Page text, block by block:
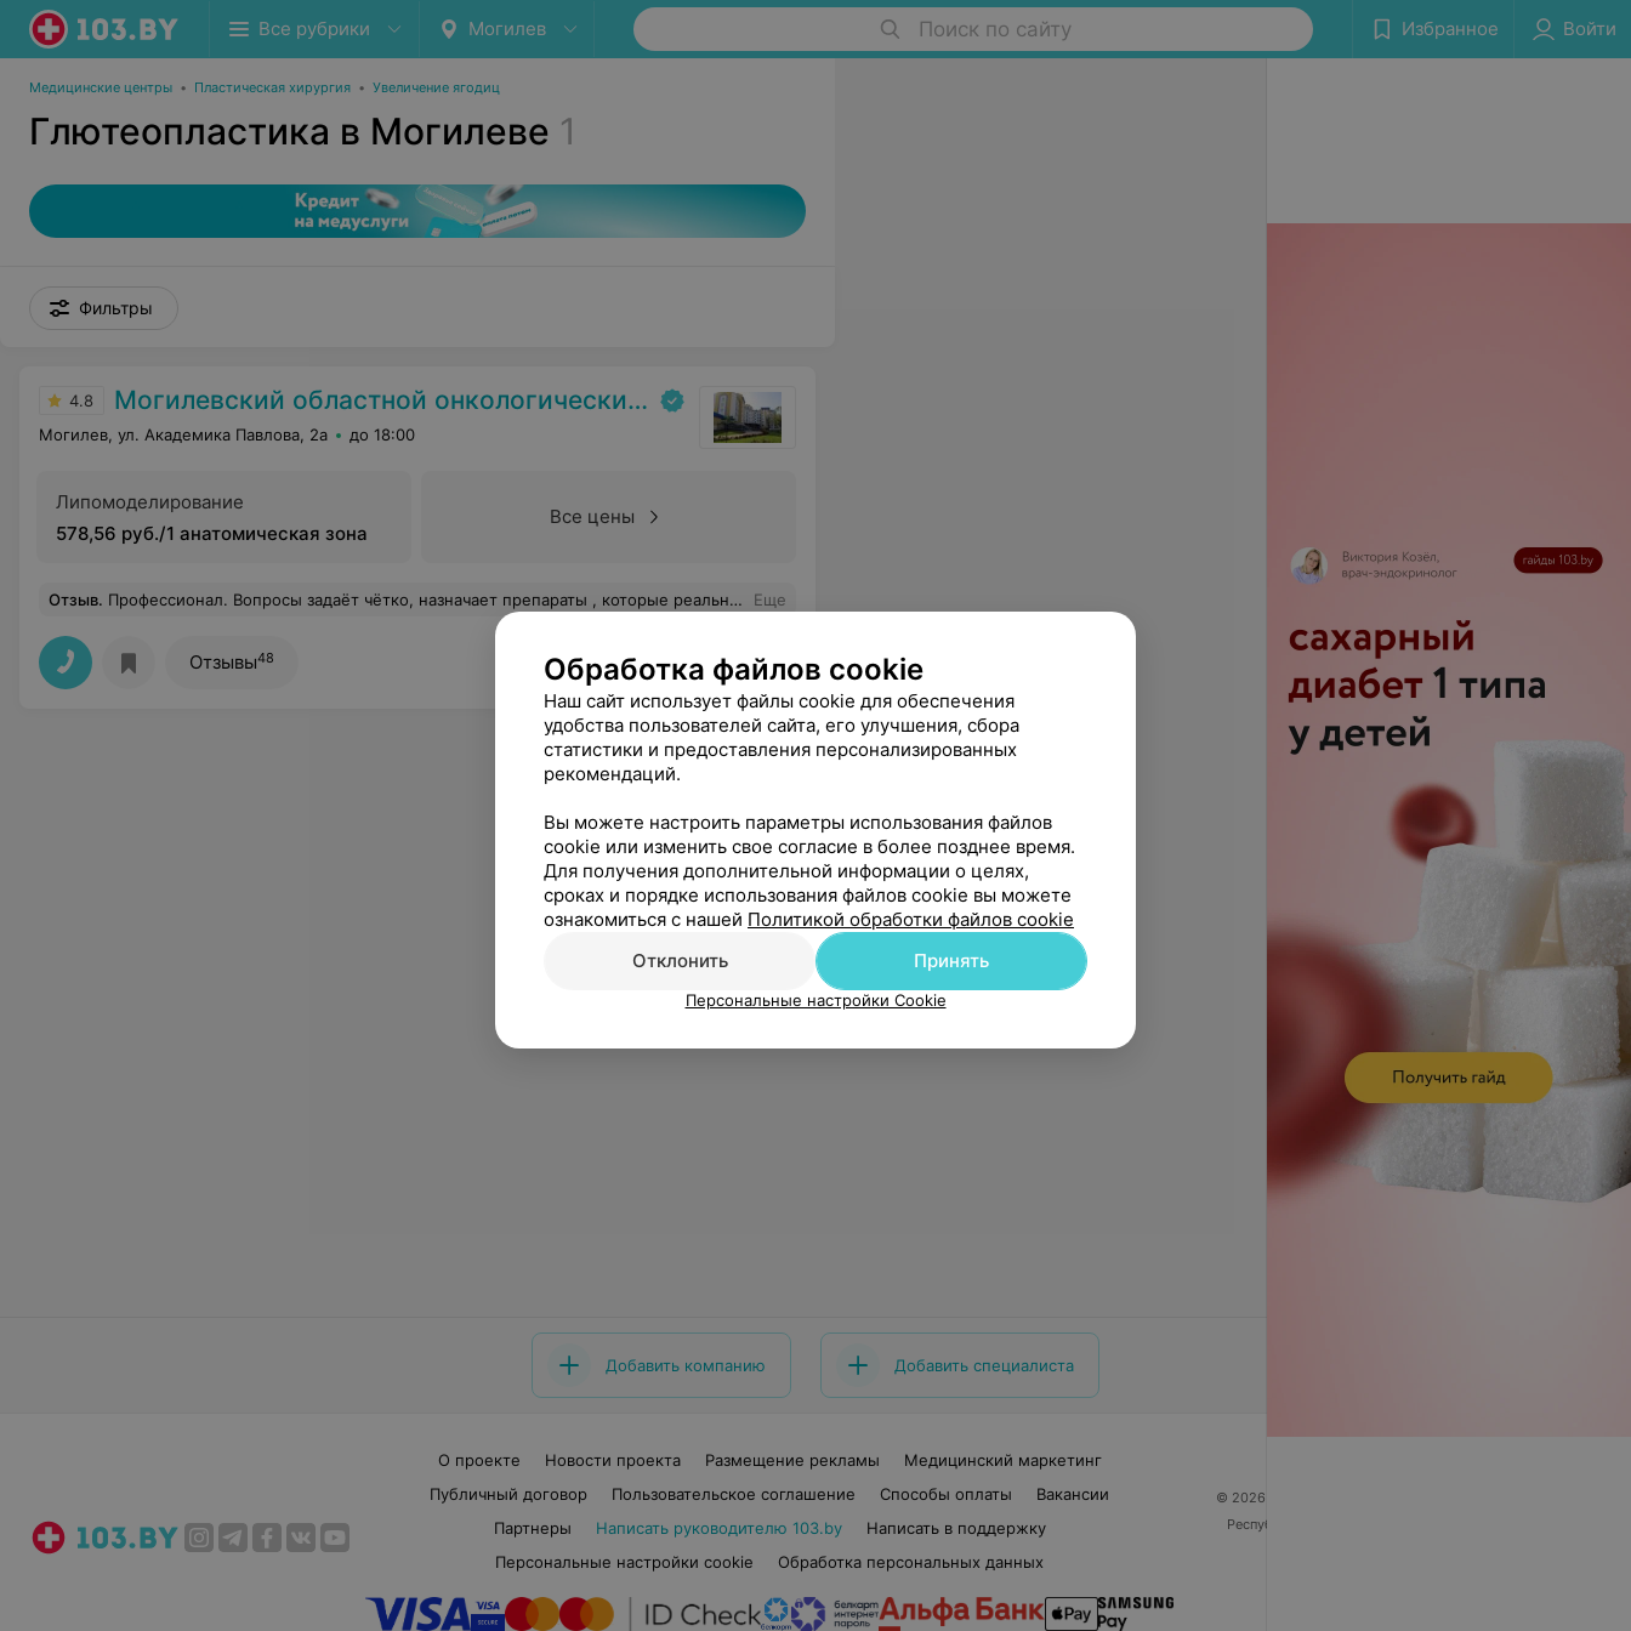
Все рубрики Могилев Поиск по сайту Избранное Войти
Медицинские центры • Пластическая хирургия • Увеличение ягодиц
Глютеопластика в Могилеве 1
Фильтры
4.8 Могилевский областной онкологический диспансер
Могилев, ул. Академика Павлова, 2а до 18:00
Липомоделирование
578,56 руб./1 анатомическая зона
Все цены
Отзыв. Профессионал. Вопросы задаёт чётко, назначает препараты , которые реально работают. Спасибо , Елена Владимировна за наш с вами результат. Низкий поклон за ваш труд. Еще
Отзывы48
Добавить компанию Добавить специалиста
О проекте Новости проекта Размещение рекламы
Медицинский маркетинг
Публичный договор
Пользовательское соглашение Способы оплаты
Вакансии
Партнеры
Написать руководителю 103.by
Написать в поддержку
Персональные настройки cookie
Обработка персональных данных
© 2026 ООО «Артокс Лаб», УНП 191700409
Республика Беларусь, г. Минск, улица Толбухина, 2,
Обработка файлов cookie
Наш сайт использует файлы cookie для обеспечения
удобства пользователей сайта, его улучшения, сбора
статистики и предоставления персонализированных
рекомендаций.
Вы можете настроить параметры использования файлов
cookie или изменить свое согласие в более позднее время.
Для получения дополнительной информации о целях,
сроках и порядке использования файлов cookie вы можете
ознакомиться с нашей Политикой обработки файлов cookie
Отклонить
Принять
Персональные настройки Cookie